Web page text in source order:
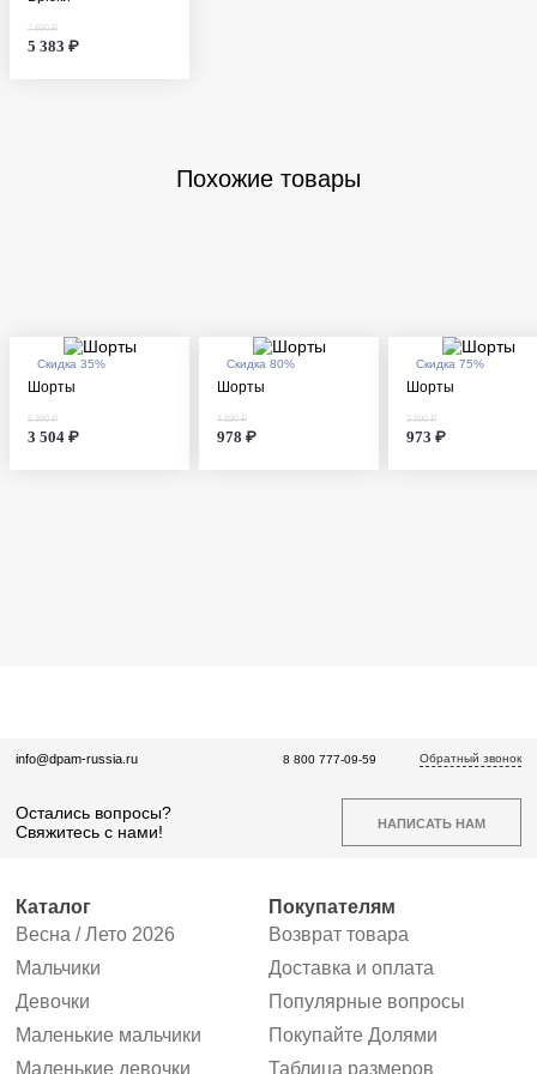
7 690 ₽
5 383 ₽
Похожие товары
Скидка 35%
Шорты
5 390 ₽
3 504 ₽
Скидка 80%
Шорты
4 890 ₽
978 ₽
Скидка 75%
Шорты
3 890 ₽
973 ₽
info@dpam-russia.ru
Остались вопросы?
Свяжитесь с нами!
НАПИСАТЬ НАМ
8 800 777-09-59 Обратный звонок
Каталог
Весна / Лето 2026
Мальчики
Девочки
Маленькие мальчики
Маленькие девочки
Покупателям
Возврат товара
Доставка и оплата
Популярные вопросы
Покупайте Долями
Таблица размеров